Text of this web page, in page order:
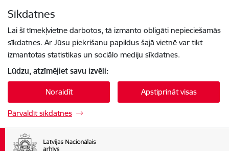
Sīkdatnes
Lai šī tīmekļvietne darbotos, tā izmanto obligāti nepieciešamās
sīkdatnes. Ar Jūsu piekrišanu papildus šajā vietnē var tikt
izmantotas statistikas un sociālo mediju sīkdatnes.
Lūdzu, atzīmējiet savu izvēli:
Noraidīt Apstiprināt visas
Pārvaldīt sīkdatnes